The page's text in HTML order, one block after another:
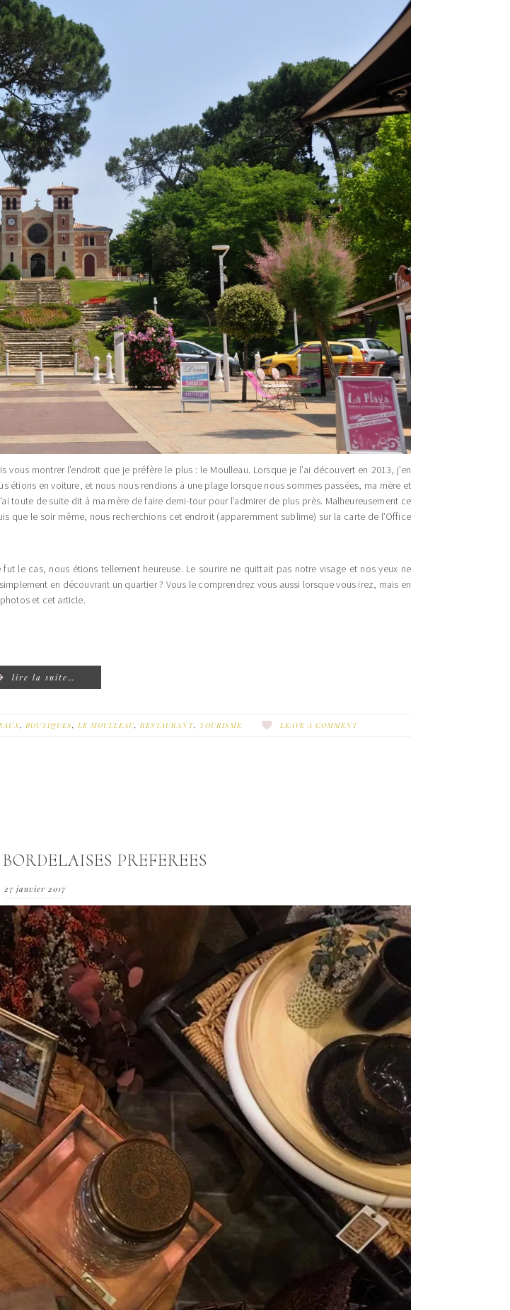
montrer l’endroit que je préfère le plus : le Moulleau. Lorsque je l’ai découvert en 2013, j’en
étions en voiture, et nous nous rendions à une plage lorsque nous sommes passées, ma mère et
de suite dit à ma mère de faire demi-tour pour l’admirer de plus près. Malheureusement ce
que le soir même, nous recherchions cet endroit (apparemment sublime) sur la carte de l’Office
le cas, nous étions tellement heureuse. Le sourire ne quittait pas notre visage et nos yeux ne
en découvrant un quartier ? Vous le comprendrez vous aussi lorsque vous irez, mais en
et cet article.
lire la suite…
BOUTIQUES LE MOULLEAU RESTAURANT TOURISME LEAVE A COMMENT
PREFEREES
27 janvier 2017